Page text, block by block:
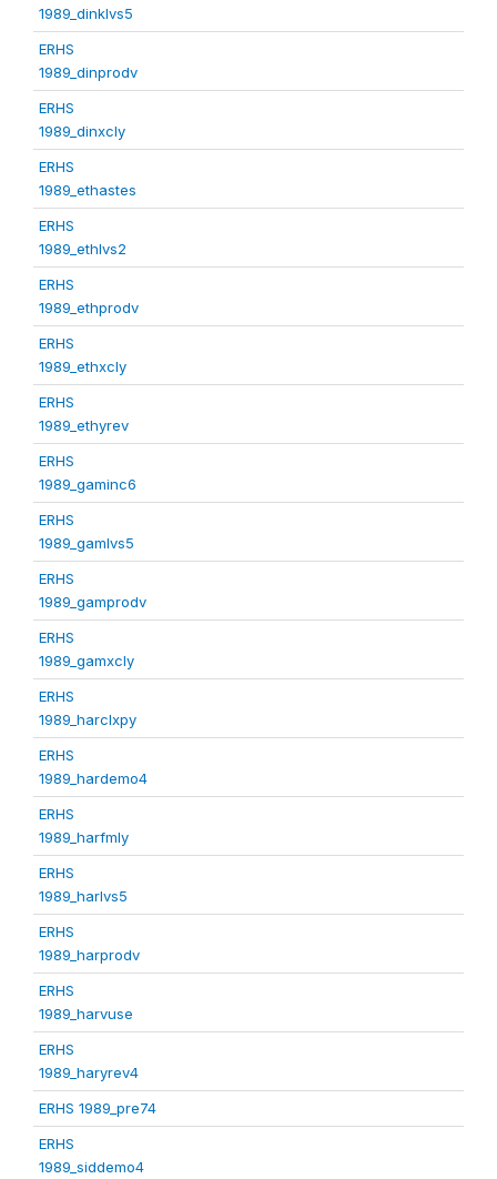
1989_dinklvs5
ERHS
1989_dinprodv
ERHS
1989_dinxcly
ERHS
1989_ethastes
ERHS
1989_ethlvs2
ERHS
1989_ethprodv
ERHS
1989_ethxcly
ERHS
1989_ethyrev
ERHS
1989_gaminc6
ERHS
1989_gamlvs5
ERHS
1989_gamprodv
ERHS
1989_gamxcly
ERHS
1989_harclxpy
ERHS
1989_hardemo4
ERHS
1989_harfmly
ERHS
1989_harlvs5
ERHS
1989_harprodv
ERHS
1989_harvuse
ERHS
1989_haryrev4
ERHS 1989_pre74
ERHS
1989_siddemo4